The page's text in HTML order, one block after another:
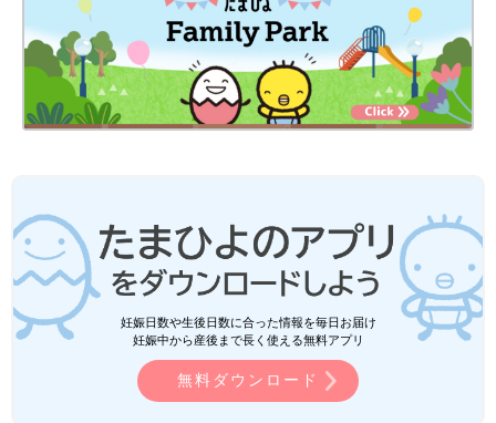
妊娠日数や生後日数に合った情報を毎日お届け
妊娠中から産後まで長く使える無料アプリ
無料ダウンロード